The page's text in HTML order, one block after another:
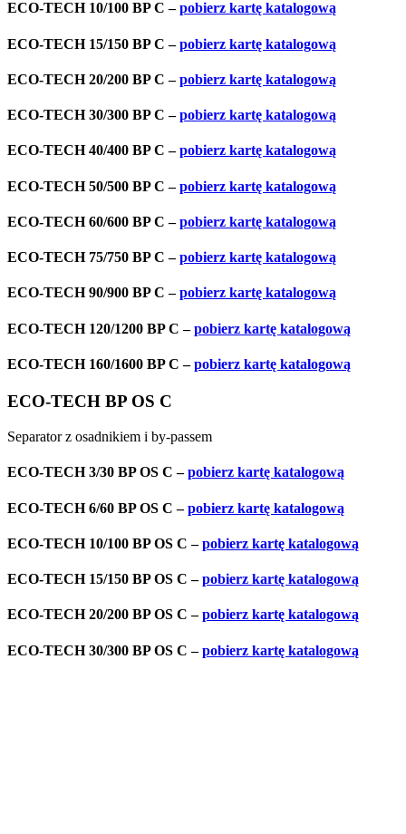
ECO-TECH 10/100 BP C –pobierz kartę katalogową
ECO-TECH 15/150 BP C –pobierz kartę katalogową
ECO-TECH 20/200 BP C –pobierz kartę katalogową
ECO-TECH 30/300 BP C –pobierz kartę katalogową
ECO-TECH 40/400 BP C –pobierz kartę katalogową
ECO-TECH 50/500 BP C –pobierz kartę katalogową
ECO-TECH 60/600 BP C –pobierz kartę katalogową
ECO-TECH 75/750 BP C –pobierz kartę katalogową
ECO-TECH 90/900 BP C –pobierz kartę katalogową
ECO-TECH 120/1200 BP C –pobierz kartę katalogową
ECO-TECH 160/1600 BP C –pobierz kartę katalogową
ECO-TECH BP OS C
Separator z osadnikiem i by-passem
ECO-TECH 3/30 BP OS C –pobierz kartę katalogową
ECO-TECH 6/60 BP OS C –pobierz kartę katalogową
ECO-TECH 10/100 BP OS C –pobierz kartę katalogową
ECO-TECH 15/150 BP OS C –pobierz kartę katalogową
ECO-TECH 20/200 BP OS C –pobierz kartę katalogową
ECO-TECH 30/300 BP OS C –pobierz kartę katalogową